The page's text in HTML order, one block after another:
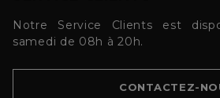
Notre Service Clients est
samedi de 08h à 20h.
CONTACTEZ-